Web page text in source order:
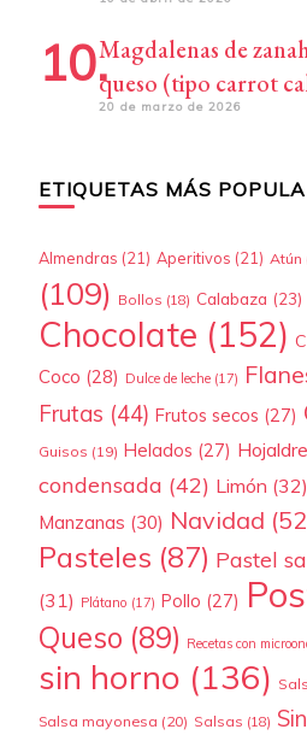
Magdalenas de
queso (tipo carrot
20 de marzo de 2026
ETIQUETAS MÁS
Almendras (21) Aperitivos (21) Atún
(109) Bollos (18) Calabaza (23)
Chocolate (152)
Coco (28) Dulce de leche (17)
Frutas (44) Frutos secos (27)
Guisos (19) Helados (27) Hojaldre
condensada (42) Limón (32)
Manzanas (30) Navidad
Pasteles (87) Pastel
(31) Plátano (17) Pollo (27)
Queso (89) Recetas con
sin horno (136)
Salsa mayonesa (20) Salsas (18)